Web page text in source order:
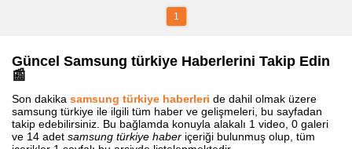
1
Güncel Samsung türkiye Haberlerini Takip Edin
📰
Son dakika samsung türkiye haberleri de dahil olmak üzere
samsung türkiye ile ilgili tüm haber ve gelişmeleri, bu sayfadan
takip edebilirsiniz. Bu bağlamda konuyla alakalı 1 video, 0 galeri
ve 14 adet samsung türkiye haber içeriği bulunmuş olup, tüm